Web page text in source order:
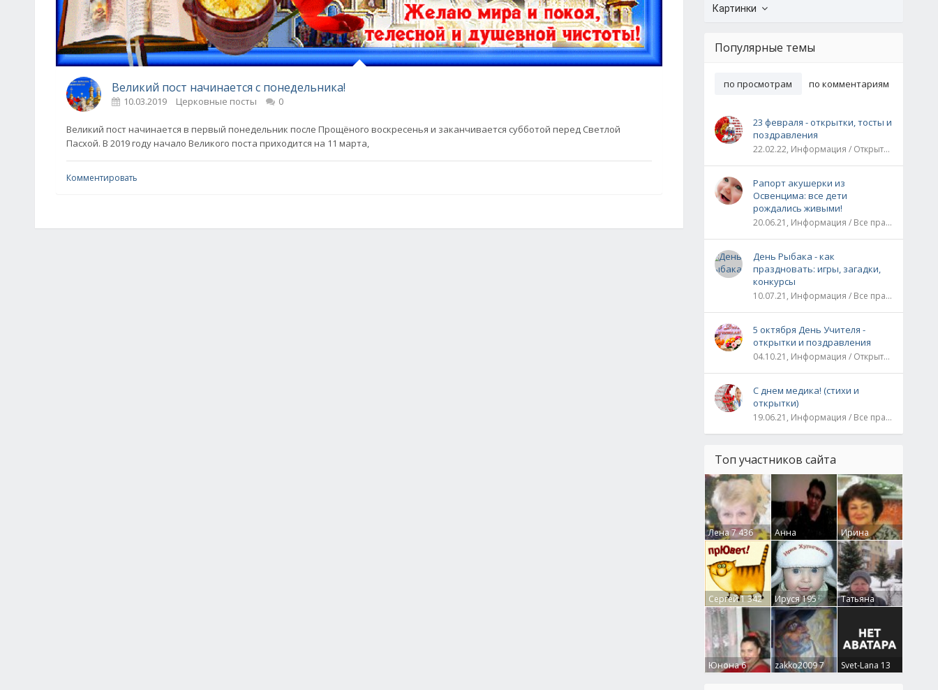
Великий пост начинается с понедельника!
10.03.2019 Церковные посты 0
Великий пост начинается в первый понедельник после Прощёного воскресенья и заканчивается субботой перед Светлой
Пасхой. В 2019 году начало Великого поста приходится на 11 марта,
Комментировать
Картинки
Популярные темы
по просмотрам по комментариям
23 февраля - открытки, тосты и
поздравления
22.02.22, Информация / Открытки / Все праздники
Рапорт акушерки из
Освенцима: все дети
рождались живыми!
20.06.21, Информация / Все праздники / Рассказы и истории
День Рыбака - как
праздновать: игры, загадки,
конкурсы
10.07.21, Информация / Все праздники
5 октября День Учителя -
открытки и поздравления
04.10.21, Информация / Открытки / Все праздники
С днем медика! (стихи и
открытки)
19.06.21, Информация / Все праздники
Топ участников сайта
Лена7 436
Анна
Гумлевая0
Ирина
Бруцкая41
Сергей1 342 Ируся195
Татьяна
Крючкова0
Юнона6 zakko20097 Svet-Lana 13